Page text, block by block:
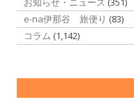
e-na伊那谷 旅便り (83)
コラム (1,142)